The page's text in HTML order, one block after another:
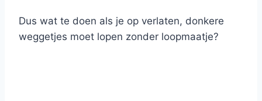
Dus wat te doen als je op verlaten, donkere
weggetjes moet lopen zonder loopmaatje?